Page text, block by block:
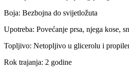
Boja: Bezbojna do svijetložuta
Upotreba: Povećanje prsa, njega kose,
Topljivo: Netopljivo u glicerolu i
Rok trajanja: 2 godine